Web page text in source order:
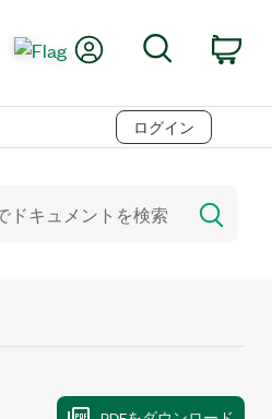
My AccountSearch
ログイン